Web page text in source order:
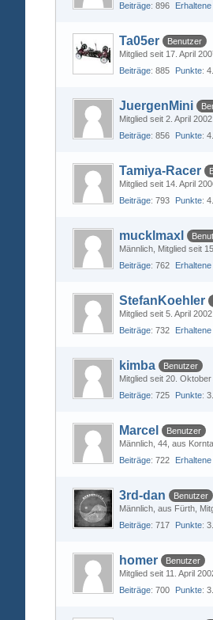
Beiträge 896
Ta05er
Benutzer
Mitglied seit 17. April
Beiträge 885 Punkte
JuergenMini
Mitglied seit 2. April 2002
Beiträge 856 Punkte
Tamiya-Racer
Mitglied seit 14. April
Beiträge 793 Punkte
mucklmaxl
Männlich Mitglied seit
Beiträge 762
StefanKoehler
Mitglied seit 5. April 2002
Beiträge 732
kimba
Benutzer
Mitglied seit 20.
Beiträge 725 Punkte
Marcel
Benutzer
Männlich 44 aus
Beiträge 722
3rd-dan
Benutzer
Männlich aus Fürth
Beiträge 717 Punkte
homer
Benutzer
Mitglied seit 11. April
Beiträge 700 Punkte